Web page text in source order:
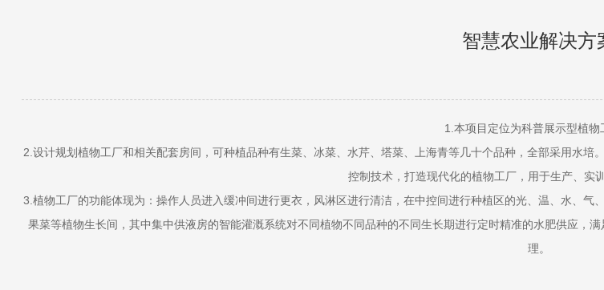
智慧农业解决方
1.本项目定位为科普展示型植物
2.设计规划植物工厂和相关配套房间，可种植品种有生菜、冰菜、水芹、塔菜、上海青等几十个品种，全部采用水
控制技术，打造现代化的植物工厂，用于生产、实
3.植物工厂的功能体现为：操作人员进入缓冲间进行更衣，风淋区进行清洁，在中控间进行种植区的光、温、水、
果菜等植物生长间，其中集中供液房的智能灌溉系统对不同植物不同品种的不同生长期进行定时精准的水肥供应，
理。